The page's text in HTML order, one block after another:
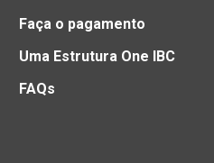
Faça o pagamento
Uma Estrutura One IBC
FAQs